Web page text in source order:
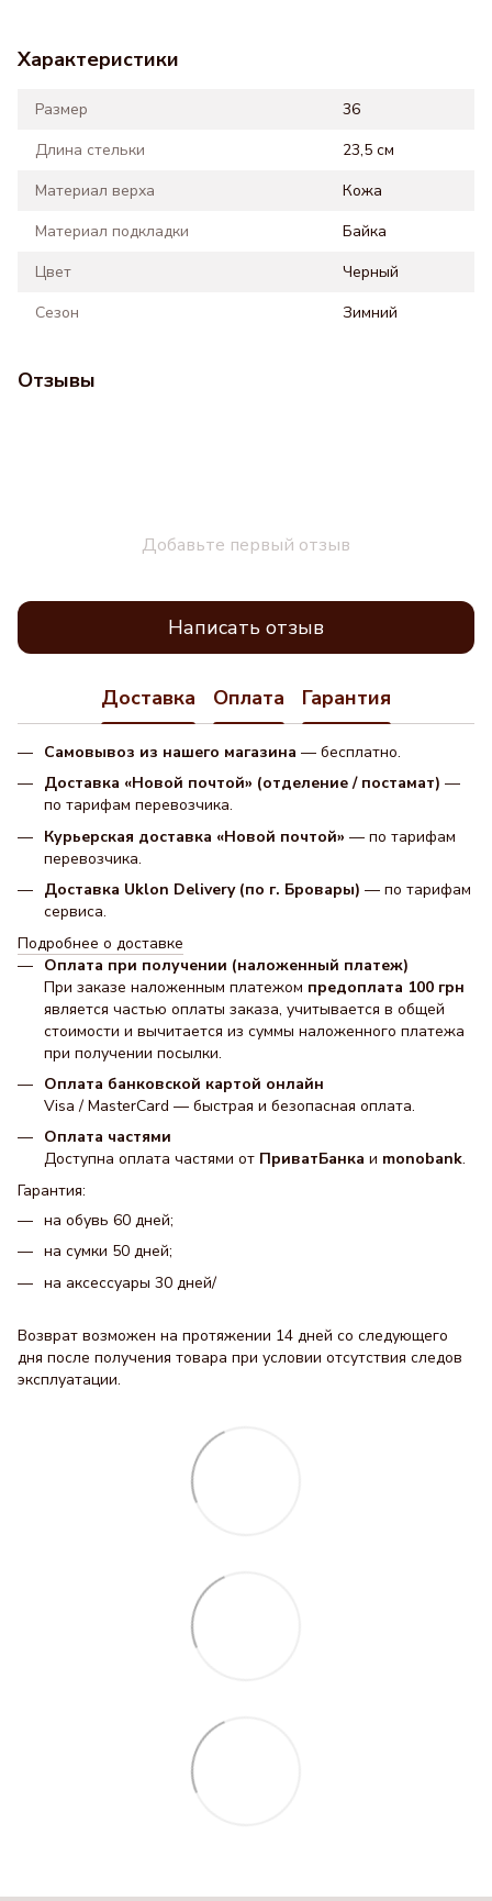
Характеристики
Размер
36
Длина стельки
23,5 см
Материал верха
Кожа
Материал подкладки
Байка
Цвет
Черный
Сезон
Зимний
Отзывы
Добавьте первый отзыв
Написать отзыв
Доставка Оплата Гарантия
Самовывоз из нашего магазина — бесплатно.
Доставка «Новой почтой» (отделение / постамат) —
по тарифам перевозчика.
Курьерская доставка «Новой почтой» — по тарифам
перевозчика.
Доставка Uklon Delivery (по г. Бровары) — по тарифам
сервиса.
Подробнее о доставке
Оплата при получении (наложенный платеж)
При заказе наложенным платежом предоплата 100 грн
является частью оплаты заказа, учитывается в общей
стоимости и вычитается из суммы наложенного платежа
при получении посылки.
Оплата банковской картой онлайн
Visa / MasterCard — быстрая и безопасная оплата.
Оплата частями
Доступна оплата частями от ПриватБанка и monobank.
Гарантия:
на обувь 60 дней;
на сумки 50 дней;
на аксессуары 30 днeй/
Возврат возможен на протяжении 14 дней со следующего
дня после получения товара при условии отсутствия следов
эксплуатации.